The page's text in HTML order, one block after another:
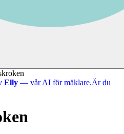
Elly — vår AI för mäklare.Är du